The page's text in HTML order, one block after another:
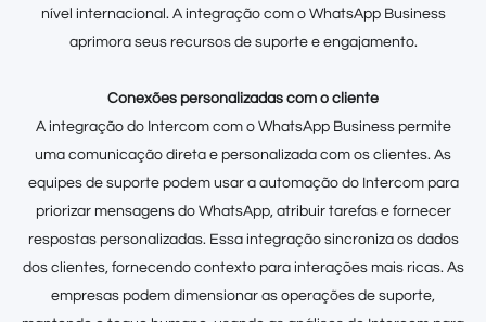
nível internacional. A integração com o WhatsApp Business
aprimora seus recursos de suporte e engajamento.
Conexões personalizadas com o cliente
A integração do Intercom com o WhatsApp Business permite
uma comunicação direta e personalizada com os clientes. As
equipes de suporte podem usar a automação do Intercom para
priorizar mensagens do WhatsApp, atribuir tarefas e fornecer
respostas personalizadas. Essa integração sincroniza os dados
dos clientes, fornecendo contexto para interações mais ricas. As
empresas podem dimensionar as operações de suporte,